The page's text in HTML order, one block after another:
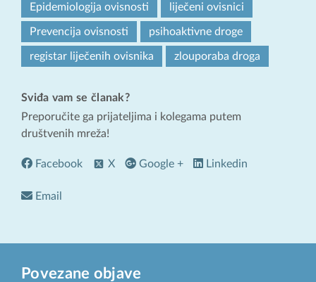
Epidemiologija ovisnosti liječeni ovisnici
Prevencija ovisnosti psihoaktivne droge
registar liječenih ovisnika zlouporaba droga
Sviđa vam se članak?
Preporučite ga prijateljima i kolegama putem
društvenih mreža!
Facebook X Google + Linkedin
Email
Povezane objave